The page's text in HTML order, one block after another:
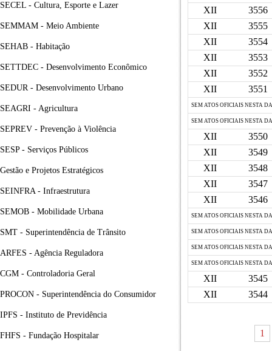
SECEL - Cultura, Esporte e Lazer
SEMMAM - Meio Ambiente
SEHAB - Habitação
SETTDEC - Desenvolvimento Econômico
SEDUR - Desenvolvimento Urbano
SEAGRI - Agricultura
SEPREV - Prevenção à Violência
SESP - Serviços Públicos
Gestão e Projetos Estratégicos
SEINFRA - Infraestrutura
SEMOB - Mobilidade Urbana
SMT - Superintendência de Trânsito
ARFES - Agência Reguladora
CGM - Controladoria Geral
PROCON - Superintendência do Consumidor
IPFS - Instituto de Previdência
FHFS - Fundação Hospitalar
XII
3556
XII
3555
XII
3554
XII
3553
XII
3552
XII
3551
SEM ATOS OFICIAIS NESTA
SEM ATOS OFICIAIS NESTA
XII
3550
XII
3549
XII
3548
XII
3547
XII
3546
SEM ATOS OFICIAIS NESTA
SEM ATOS OFICIAIS NESTA
SEM ATOS OFICIAIS NESTA
SEM ATOS OFICIAIS NESTA
XII
3545
XII
3544
1